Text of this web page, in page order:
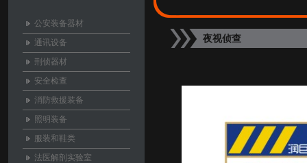
夜视侦查
公安装备器材
通讯设备
刑侦器材
安全检查
消防救援装备
照明装备
服装和鞋类
法医解剖实验室